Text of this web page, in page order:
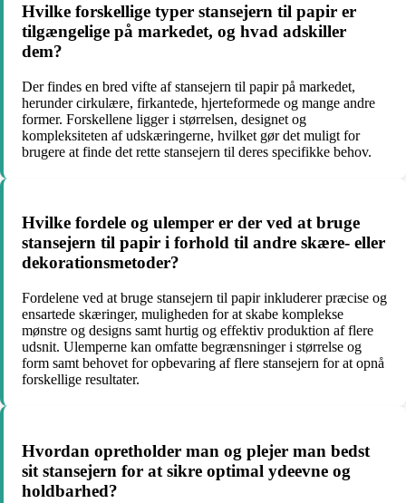
Hvilke forskellige typer stansejern til papir er
tilgængelige på markedet, og hvad adskiller
dem?
Der findes en bred vifte af stansejern til papir på markedet,
herunder cirkulære, firkantede, hjerteformede og mange andre
former. Forskellene ligger i størrelsen, designet og
kompleksiteten af udskæringerne, hvilket gør det muligt for
brugere at finde det rette stansejern til deres specifikke behov.
Hvilke fordele og ulemper er der ved at bruge
stansejern til papir i forhold til andre skære- eller
dekorationsmetoder?
Fordelene ved at bruge stansejern til papir inkluderer præcise og
ensartede skæringer, muligheden for at skabe komplekse
mønstre og designs samt hurtig og effektiv produktion af flere
udsnit. Ulemperne kan omfatte begrænsninger i størrelse og
form samt behovet for opbevaring af flere stansejern for at opnå
forskellige resultater.
Hvordan opretholder man og plejer man bedst
sit stansejern for at sikre optimal ydeevne og
holdbarhed?